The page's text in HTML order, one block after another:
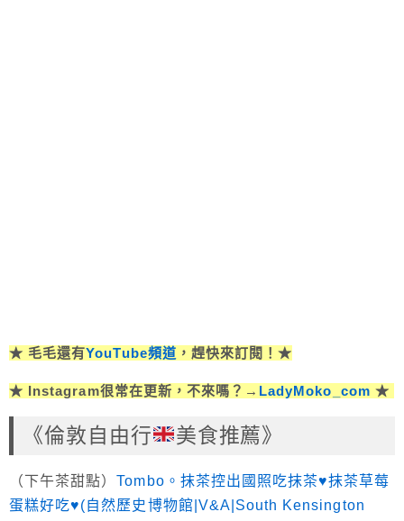
★ 毛毛還有YouTube頻道 ，趕快來訂閱！★
★ Instagram很常在更新，不來嗎？→ LadyMoko_com ★
《倫敦自由行 美食推薦》
（下午茶甜點）Tombo。抹茶控出國照吃抹茶♥抹茶草莓
蛋糕好吃♥(自然歷史博物館|V&A|South Kensington